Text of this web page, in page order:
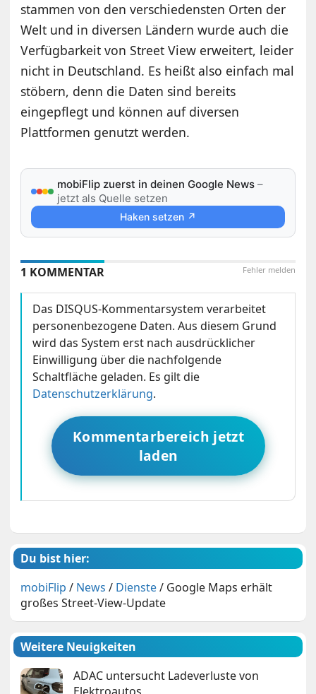
stammen von den verschiedensten Orten der
Welt und in diversen Ländern wurde auch die
Verfügbarkeit von Street View erweitert, leider
nicht in Deutschland. Es heißt also einfach mal
stöbern, denn die Daten sind bereits
eingepflegt und können auf diversen
Plattformen genutzt werden.
mobiFlip zuerst in deinen Google News –
jetzt als Quelle setzen
Haken setzen ↗
Fehler melden
1 KOMMENTAR
Das DISQUS-Kommentarsystem verarbeitet
personenbezogene Daten. Aus diesem Grund
wird das System erst nach ausdrücklicher
Einwilligung über die nachfolgende
Schaltfläche geladen. Es gilt die
Datenschutzerklärung.
Kommentarbereich jetzt
laden
Du bist hier:
mobiFlip / News / Dienste/ Google Maps erhält
großes Street-View-Update
Weitere Neuigkeiten
ADAC untersucht Ladeverluste von